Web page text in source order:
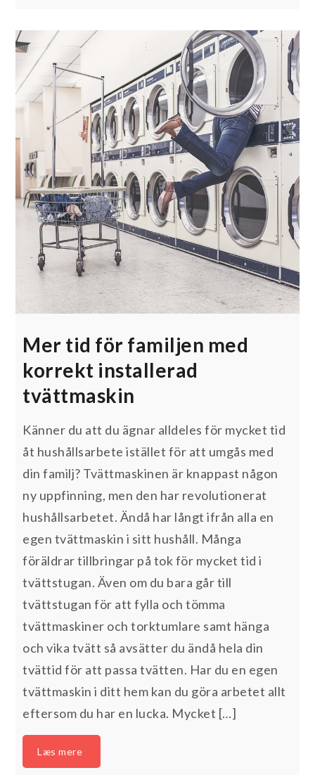
Mer tid för familjen med
korrekt installerad
tvättmaskin
Känner du att du ägnar alldeles för mycket tid
åt hushållsarbete istället för att umgås med
din familj? Tvättmaskinen är knappast någon
ny uppfinning, men den har revolutionerat
hushållsarbetet. Ändå har långt ifrån alla en
egen tvättmaskin i sitt hushåll. Många
föräldrar tillbringar på tok för mycket tid i
tvättstugan. Även om du bara går till
tvättstugan för att fylla och tömma
tvättmaskiner och torktumlare samt hänga
och vika tvätt så avsätter du ändå hela din
tvättid för att passa tvätten. Har du en egen
tvättmaskin i ditt hem kan du göra arbetet allt
eftersom du har en lucka. Mycket […]